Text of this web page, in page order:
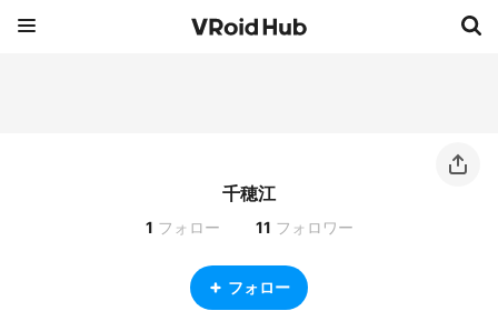
千穂江
1 フォロー 11 フォロワー
フォロー